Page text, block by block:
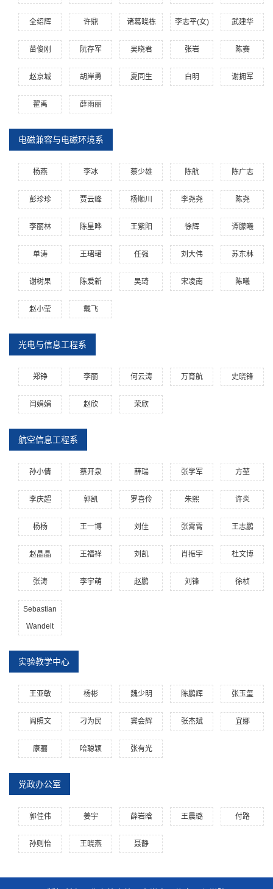
全绍辉 许鼎 诸葛晓栋 李志平(女) 武建华
苗俊刚 阮存军 吴晓君 张岩 陈赛
赵京城 胡岸勇 夏同生 白明 谢拥军
翟禹 薛雨丽
电磁兼容与电磁环境系
杨燕 李冰 蔡少雄 陈航 陈广志
彭珍珍 贾云峰 杨顺川 李尧尧 陈尧
李丽林 陈星晔 王紫阳 徐辉 谭朦曦
单涛 王珺珺 任强 刘大伟 苏东林
谢树果 陈爱新 吴琦 宋凌南 陈曦
赵小莹 戴飞
光电与信息工程系
郑铮 李丽 何云涛 万育航 史晓锋
闫娟娟 赵欣 荣欣
航空信息工程系
孙小倩 蔡开泉 薛瑞 张学军 方堃
李庆超 郭凯 罗喜伶 朱熙 许炎
杨杨 王一博 刘佳 张霄霄 王志鹏
赵晶晶 王福祥 刘凯 肖振宇 杜文博
张涛 李宇萌 赵鹏 刘锋 徐桢
Sebastian
Wandelt
实验教学中心
王亚敏 杨彬 魏少明 陈鹏辉 张玉玺
阎照文 刁为民 冀会辉 张杰斌 宜娜
康骊 哈聪颖 张有光
党政办公室
郭佳伟 姜宇 薛岩晗 王晨璐 付路
孙则怡 王晓燕 聂静